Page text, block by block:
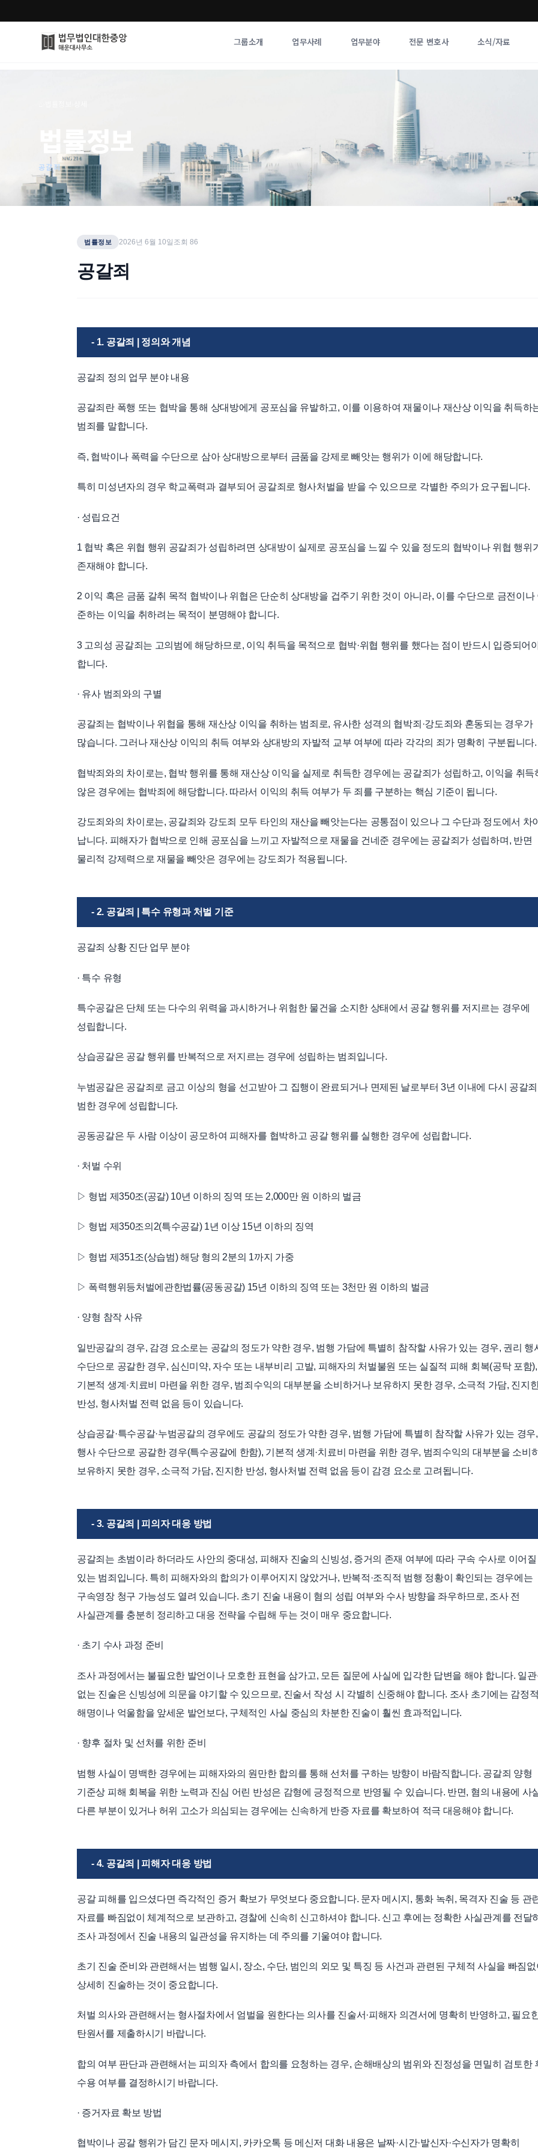
그룹소개 업무사례 업무분야 전문 변호사 소식/자료
사례분석/최신동향
법률정보
법률지식인
고객후기
법률정보
공갈죄
법률정보 2026년 6월 10일 조회86
공갈죄
- 1. 공갈죄 | 정의와 개념
공갈죄 정의 업무 분야 내용
공갈죄란 폭행 또는 협박을 통해 상대방에게 공포심을 유발하고, 이를 이용하여 재물이나 재산상 이익을 취득하
범죄를 말합니다.
즉, 협박이나 폭력을 수단으로 삼아 상대방으로부터 금품을 강제로 빼앗는 행위가 이에 해당합니다.
특히 미성년자의 경우 학교폭력과 결부되어 공갈죄로 형사처벌을 받을 수 있으므로 각별한 주의가 요구됩니다.
· 성립요건
1 협박 혹은 위협 행위 공갈죄가 성립하려면 상대방이 실제로 공포심을 느낄 수 있을 정도의 협박이나 위협 행위
존재해야 합니다.
2 이익 혹은 금품 갈취 목적 협박이나 위협은 단순히 상대방을 겁주기 위한 것이 아니라, 이를 수단으로 금전이나
준하는 이익을 취하려는 목적이 분명해야 합니다.
3 고의성 공갈죄는 고의범에 해당하므로, 이익 취득을 목적으로 협박·위협 행위를 했다는 점이 반드시 입증되어
합니다.
· 유사 범죄와의 구별
공갈죄는 협박이나 위협을 통해 재산상 이익을 취하는 범죄로, 유사한 성격의 협박죄·강도죄와 혼동되는 경우가
많습니다. 그러나 재산상 이익의 취득 여부와 상대방의 자발적 교부 여부에 따라 각각의 죄가 명확히 구분됩니다.
협박죄와의 차이로는, 협박 행위를 통해 재산상 이익을 실제로 취득한 경우에는 공갈죄가 성립하고, 이익을 취득
않은 경우에는 협박죄에 해당합니다. 따라서 이익의 취득 여부가 두 죄를 구분하는 핵심 기준이 됩니다.
강도죄와의 차이로는, 공갈죄와 강도죄 모두 타인의 재산을 빼앗는다는 공통점이 있으나 그 수단과 정도에서 차
납니다. 피해자가 협박으로 인해 공포심을 느끼고 자발적으로 재물을 건네준 경우에는 공갈죄가 성립하며, 반면
물리적 강제력으로 재물을 빼앗은 경우에는 강도죄가 적용됩니다.
- 2. 공갈죄 | 특수 유형과 처벌 기준
공갈죄 상황 진단 업무 분야
· 특수 유형
특수공갈은 단체 또는 다수의 위력을 과시하거나 위험한 물건을 소지한 상태에서 공갈 행위를 저지르는 경우에
성립합니다.
상습공갈은 공갈 행위를 반복적으로 저지르는 경우에 성립하는 범죄입니다.
누범공갈은 공갈죄로 금고 이상의 형을 선고받아 그 집행이 완료되거나 면제된 날로부터 3년 이내에 다시 공갈
범한 경우에 성립합니다.
공동공갈은 두 사람 이상이 공모하여 피해자를 협박하고 공갈 행위를 실행한 경우에 성립합니다.
· 처벌 수위
▷ 형법 제350조(공갈) 10년 이하의 징역 또는 2,000만 원 이하의 벌금
▷ 형법 제350조의2(특수공갈) 1년 이상 15년 이하의 징역
▷ 형법 제351조(상습범) 해당 형의 2분의 1까지 가중
▷ 폭력행위등처벌에관한법률(공동공갈) 15년 이하의 징역 또는 3천만 원 이하의 벌금
· 양형 참작 사유
일반공갈의 경우, 감경 요소로는 공갈의 정도가 약한 경우, 범행 가담에 특별히 참작할 사유가 있는 경우, 권리 행
수단으로 공갈한 경우, 심신미약, 자수 또는 내부비리 고발, 피해자의 처벌불원 또는 실질적 피해 회복(공탁 포함),
기본적 생계·치료비 마련을 위한 경우, 범죄수익의 대부분을 소비하거나 보유하지 못한 경우, 소극적 가담, 진지
반성, 형사처벌 전력 없음 등이 있습니다.
상습공갈·특수공갈·누범공갈의 경우에도 공갈의 정도가 약한 경우, 범행 가담에 특별히 참작할 사유가 있는 경우
행사 수단으로 공갈한 경우(특수공갈에 한함), 기본적 생계·치료비 마련을 위한 경우, 범죄수익의 대부분을 소비
보유하지 못한 경우, 소극적 가담, 진지한 반성, 형사처벌 전력 없음 등이 감경 요소로 고려됩니다.
- 3. 공갈죄 | 피의자 대응 방법
공갈죄는 초범이라 하더라도 사안의 중대성, 피해자 진술의 신빙성, 증거의 존재 여부에 따라 구속 수사로 이어
있는 범죄입니다. 특히 피해자와의 합의가 이루어지지 않았거나, 반복적·조직적 범행 정황이 확인되는 경우에는
구속영장 청구 가능성도 열려 있습니다. 초기 진술 내용이 혐의 성립 여부와 수사 방향을 좌우하므로, 조사 전
사실관계를 충분히 정리하고 대응 전략을 수립해 두는 것이 매우 중요합니다.
· 초기 수사 과정 준비
조사 과정에서는 불필요한 발언이나 모호한 표현을 삼가고, 모든 질문에 사실에 입각한 답변을 해야 합니다. 일
없는 진술은 신빙성에 의문을 야기할 수 있으므로, 진술서 작성 시 각별히 신중해야 합니다. 조사 초기에는 감정
해명이나 억울함을 앞세운 발언보다, 구체적인 사실 중심의 차분한 진술이 훨씬 효과적입니다.
· 향후 절차 및 선처를 위한 준비
범행 사실이 명백한 경우에는 피해자와의 원만한 합의를 통해 선처를 구하는 방향이 바람직합니다. 공갈죄 양형
기준상 피해 회복을 위한 노력과 진심 어린 반성은 감형에 긍정적으로 반영될 수 있습니다. 반면, 혐의 내용에 사
다른 부분이 있거나 허위 고소가 의심되는 경우에는 신속하게 반증 자료를 확보하여 적극 대응해야 합니다.
- 4. 공갈죄 | 피해자 대응 방법
공갈 피해를 입으셨다면 즉각적인 증거 확보가 무엇보다 중요합니다. 문자 메시지, 통화 녹취, 목격자 진술 등 관
자료를 빠짐없이 체계적으로 보관하고, 경찰에 신속히 신고하셔야 합니다. 신고 후에는 정확한 사실관계를 전달
조사 과정에서 진술 내용의 일관성을 유지하는 데 주의를 기울여야 합니다.
초기 진술 준비와 관련해서는 범행 일시, 장소, 수단, 범인의 외모 및 특징 등 사건과 관련된 구체적 사실을 빠짐없
상세히 진술하는 것이 중요합니다.
처벌 의사와 관련해서는 형사절차에서 엄벌을 원한다는 의사를 진술서·피해자 의견서에 명확히 반영하고, 필요
탄원서를 제출하시기 바랍니다.
합의 여부 판단과 관련해서는 피의자 측에서 합의를 요청하는 경우, 손해배상의 범위와 진정성을 면밀히 검토한
수용 여부를 결정하시기 바랍니다.
· 증거자료 확보 방법
협박이나 공갈 행위가 담긴 문자 메시지, 카카오톡 등 메신저 대화 내용은 날짜·시간·발신자·수신자가 명확히